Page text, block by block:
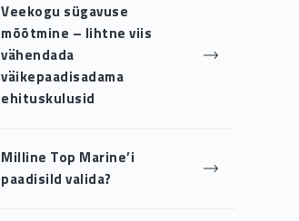
Veekogu sügavuse
mõõtmine – lihtne viis
vähendada
väikepaadisadama
ehituskulusid
Milline Top Marine’i
paadisild valida?